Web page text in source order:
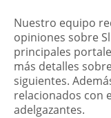
Nuestro equipo
opiniones sobre
principales
más detalles
siguientes.
relacionados con
adelgazantes.